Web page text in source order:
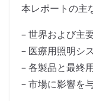
本レポートの主
– 世界および主
– 医療用照明シ
– 各製品と最終
– 市場に影響を